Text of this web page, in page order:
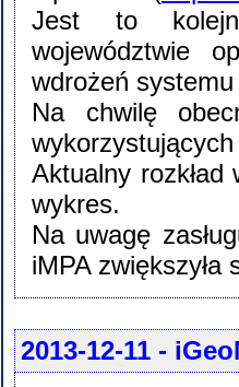
Jest to
województwie
wdrożeń
Na chwilę
Aktualny
wykres.
Na uwagę
iMPA zwiększyła
2013-12-11 -